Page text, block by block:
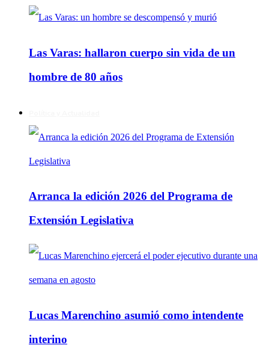
Las Varas: hallaron cuerpo sin vida de un
hombre de 80 años
Arranca la edición 2026 del Programa de
Extensión Legislativa
Lucas Marenchino asumió como intendente
interino